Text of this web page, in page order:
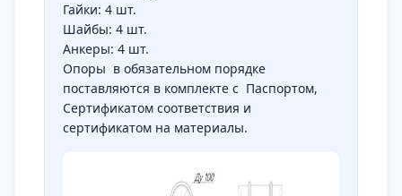
Гайки: 4 шт.
Шайбы: 4 шт.
Анкеры: 4 шт.
Опоры в обязательном порядке
поставляются в комплекте с Паспортом,
Сертификатом соответствия и
сертификатом на материалы.